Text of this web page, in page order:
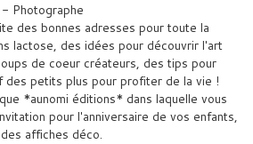
Photographe
des bonnes adresses pour toute la
lactose, des idées pour découvrir l'art
de coeur créateurs, des tips pour
des petits plus pour profiter de la vie !
*aunomi éditions* dans laquelle vous
pour l'anniversaire de vos enfants,
affiches déco.